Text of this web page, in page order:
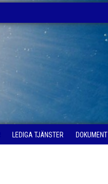
LEDIGA TJÄNSTER DOKUMENT